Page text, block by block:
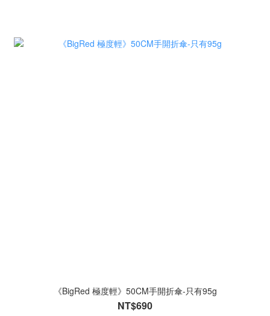
《BigRed 極度輕》50CM手開折傘-只有95g
NT$690